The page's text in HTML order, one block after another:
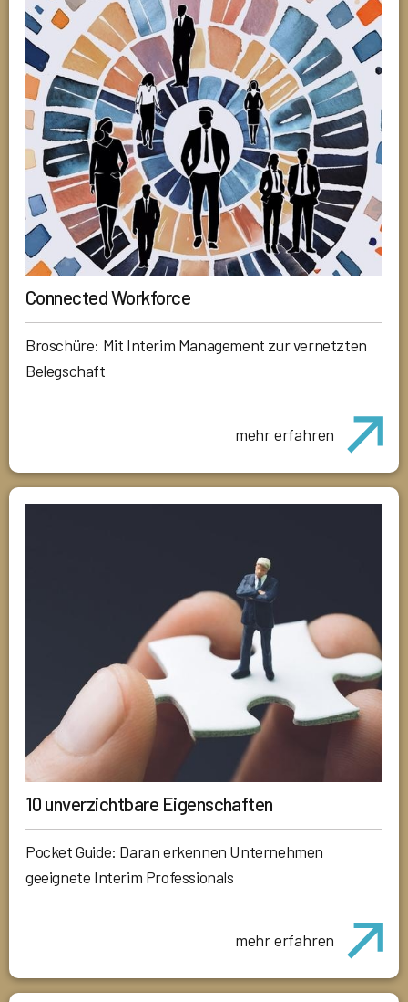
Connected Workforce
Broschüre: Mit Interim Management zur vernetzten
Belegschaft
mehr erfahren
10 unverzichtbare Eigenschaften
Pocket Guide: Daran erkennen Unternehmen
geeignete Interim Professionals
mehr erfahren